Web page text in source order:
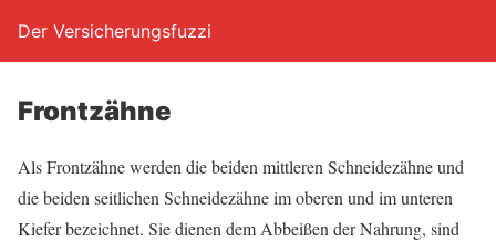
Der Versicherungsfuzzi
Front­zäh­ne
Als Front­zäh­ne wer­den die bei­den mitt­le­ren Schnei­de­zäh­ne und
die bei­den seit­li­chen Schnei­de­zäh­ne im obe­ren und im unte­ren
Kie­fer bezeich­net. Sie die­nen dem Abbei­ßen der Nah­rung, sind